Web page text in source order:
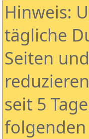
Hinweis:
tägliche
Seiten
seit 5